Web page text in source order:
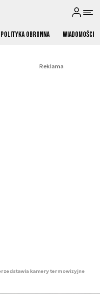
Polityka obronna Wiadomości
Reklama
kamery termowizyjne